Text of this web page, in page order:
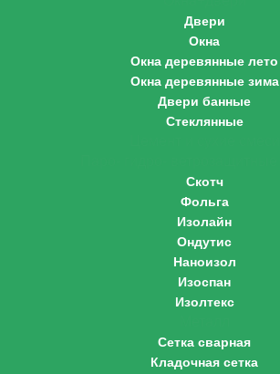
Двери
Окна
Окна деревянные лето
Окна деревянные зима
Двери банные
Стеклянные
Скотч
Фольга
Изолайн
Ондутис
Наноизол
Изоспан
Изолтекс
Сетка сварная
Кладочная сетка